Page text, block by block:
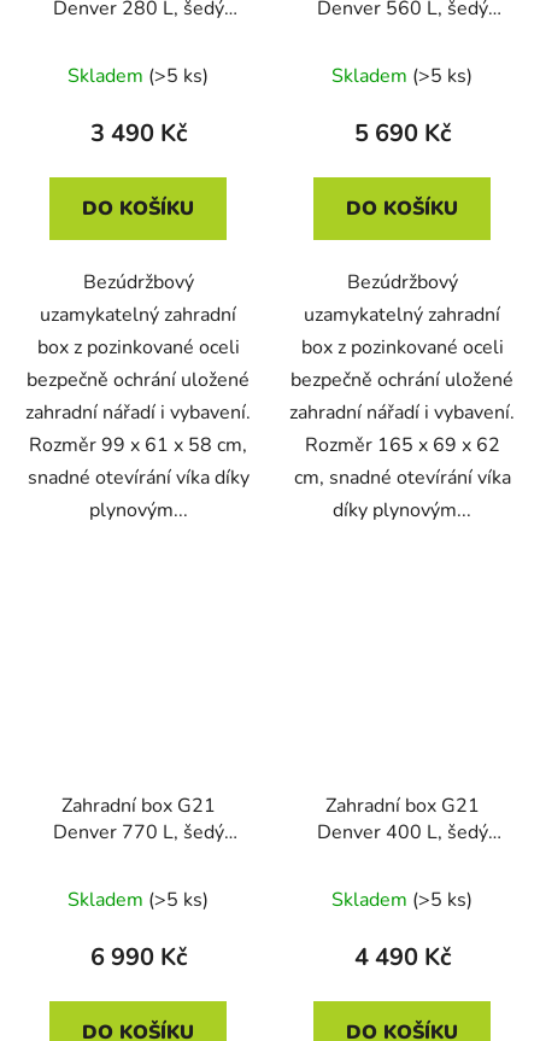
Denver 280 L, šedý
Skladem (>5 ks)
3 490 Kč
DO KOŠÍKU
Bezúdržbový
uzamykatelný zahradní
box z pozinkované oceli
bezpečně ochrání uložené
zahradní nářadí i vybavení.
Rozměr 99 x 61 x 58 cm,
snadné otevírání víka díky
plynovým...
Denver 560 L, šedý
Skladem (>5 ks)
5 690 Kč
DO KOŠÍKU
Bezúdržbový
uzamykatelný zahradní
box z pozinkované oceli
bezpečně ochrání uložené
zahradní nářadí i vybavení.
Rozměr 165 x 69 x 62
cm, snadné otevírání víka
díky plynovým...
Zahradní box G21
Denver 770 L, šedý
Skladem (>5 ks)
6 990 Kč
DO KOŠÍKU
Zahradní box G21
Denver 400 L, šedý
Skladem (>5 ks)
4 490 Kč
DO KOŠÍKU